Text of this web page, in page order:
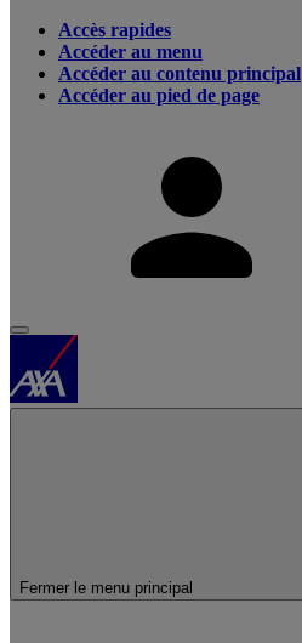
Accès rapides
Accéder au menu
Accéder au contenu principal
Accéder au pied de page
Fermer le menu principal